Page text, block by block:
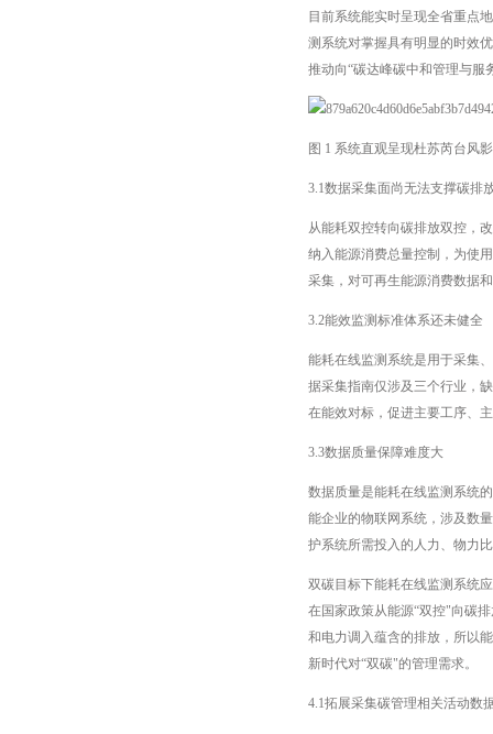
目前系统能实时呈现全省重点
测系统对掌握具有明显的时效
推动向“碳达峰碳中和管理与服
图 1 系统直观呈现杜苏芮台风
3.1数据采集面尚无法支撑碳排
从能耗双控转向碳排放双控，
纳入能源消费总量控制，为使
采集，对可再生能源消费数据
3.2能效监测标准体系还未健全
能耗在线监测系统是用于采集
据采集指南仅涉及三个行业，
在能效对标，促进主要工序、
3.3数据质量保障难度大
数据质量是能耗在线监测系统
能企业的物联网系统，涉及数
护系统所需投入的人力、物力
双碳目标下能耗在线监测系统
在国家政策从能源“双控"向碳
和电力调入蕴含的排放，所以
新时代对“双碳"的管理需求。
4.1拓展采集碳管理相关活动数